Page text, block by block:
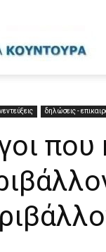
δηλώσεις -
που